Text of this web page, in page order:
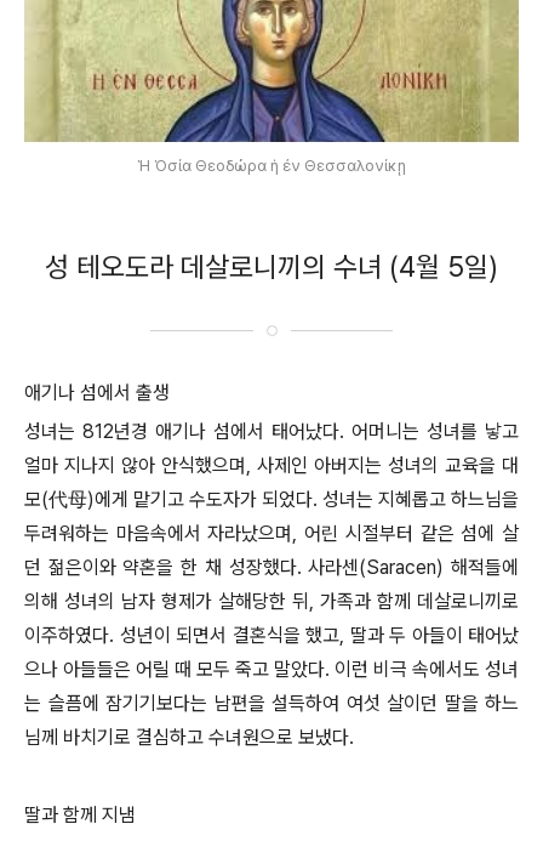
Ἡ Ὁσία Θεοδώρα ἡ ἐν Θεσσαλονίκῃ
성 테오도라 데살로니끼의 수녀 (4월 5일)
애기나 섬에서 출생
성녀는 812년경 애기나 섬에서 태어났다. 어머니는 성녀를 낳고
얼마 지나지 않아 안식했으며, 사제인 아버지는 성녀의 교육을 대
모(代母)에게 맡기고 수도자가 되었다. 성녀는 지혜롭고 하느님을
두려워하는 마음속에서 자라났으며, 어린 시절부터 같은 섬에 살
던 젊은이와 약혼을 한 채 성장했다. 사라센(Saracen) 해적들에
의해 성녀의 남자 형제가 살해당한 뒤, 가족과 함께 데살로니끼로
이주하였다. 성년이 되면서 결혼식을 했고, 딸과 두 아들이 태어났
으나 아들들은 어릴 때 모두 죽고 말았다. 이런 비극 속에서도 성녀
는 슬픔에 잠기기보다는 남편을 설득하여 여섯 살이던 딸을 하느
님께 바치기로 결심하고 수녀원으로 보냈다.
딸과 함께 지냄